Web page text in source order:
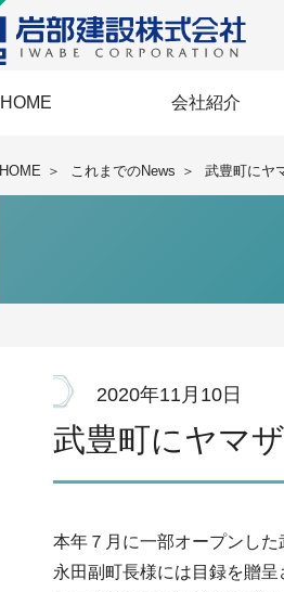
HOME 会社紹介
HOME ＞ これまでのNews ＞ 武豊町にヤ
2020年11月10日
武豊町にヤマ
本年７月に一部オープンし
永田副町長様には目録を贈呈